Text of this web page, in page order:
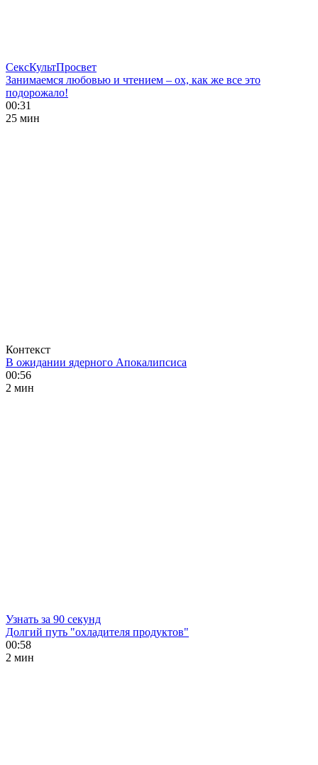
СексКультПросвет
Занимаемся любовью и чтением – ох, как же все это
подорожало!
00:31
25 мин
Контекст
В ожидании ядерного Апокалипсиса
00:56
2 мин
Узнать за 90 секунд
Долгий путь "охладителя продуктов"
00:58
2 мин